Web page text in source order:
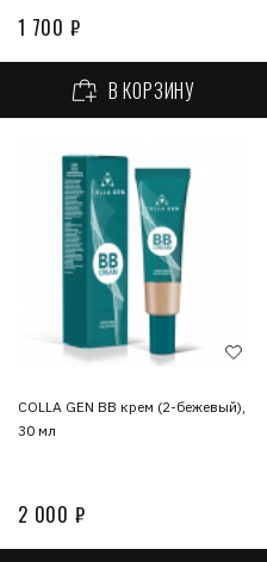
1 700 ₽
В КОРЗИНУ
COLLA GEN ВВ крем (2-бежевый),
30 мл
2 000 ₽